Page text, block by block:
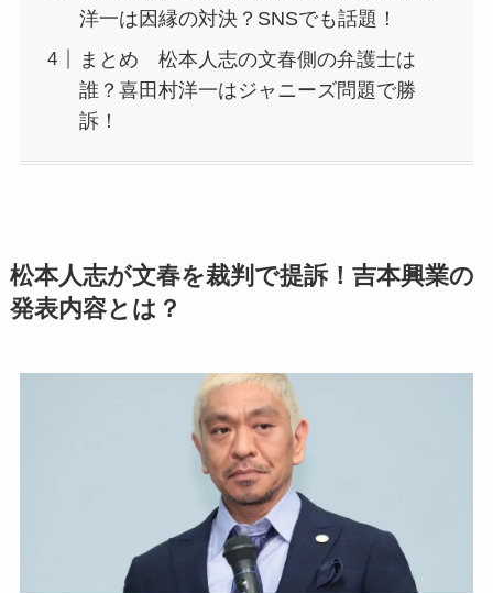
洋一は因縁の対決？SNSでも話題！
まとめ 松本人志の文春側の弁護士は
誰？喜田村洋一はジャニーズ問題で勝
訴！
松本人志が文春を裁判で提訴！吉本興業の
発表内容とは？